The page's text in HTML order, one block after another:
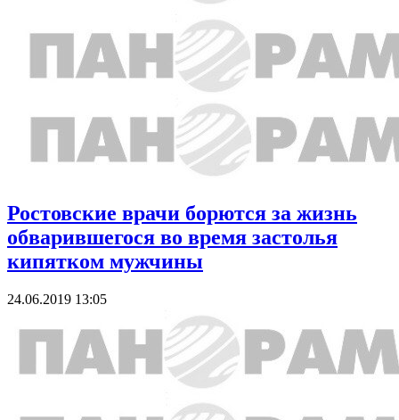
Ростовские врачи борются за жизнь
обварившегося во время застолья
кипятком мужчины
24.06.2019 13:05